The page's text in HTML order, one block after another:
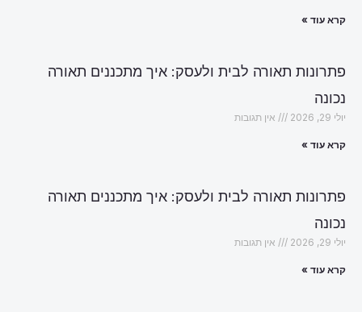
קרא עוד »
פתרונות תאורה לבית ולעסק: איך מתכננים תאורה
נכונה
יולי 29, 2026 אין תגובות
קרא עוד »
פתרונות תאורה לבית ולעסק: איך מתכננים תאורה
נכונה
יולי 29, 2026 אין תגובות
קרא עוד »